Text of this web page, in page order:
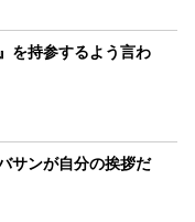
を持参するよう言わ
サンが自分の挨拶だ